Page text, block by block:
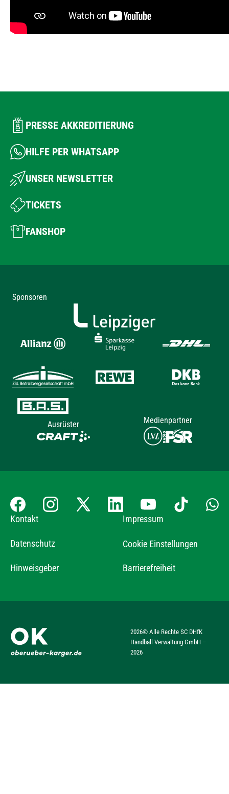
PRESSE AKKREDITIERUNG
HILFE PER WHATSAPP
UNSER NEWSLETTER
TICKETS
FANSHOP
Sponsoren
Ausrüster Medienpartner
Kontakt Impressum
Datenschutz Cookie Einstellungen
Hinweisgeber Barrierefreiheit
2026© Alle Rechte SC DHfK
Handball Verwaltung GmbH –
2026